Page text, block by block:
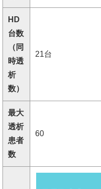
HD
台数
（同
時透
析
数）
21台
最大
透析
患者
数
60